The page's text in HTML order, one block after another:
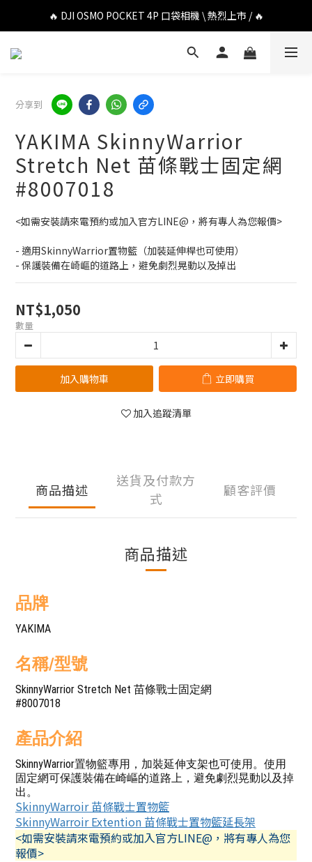
🔥 DJI OSMO POCKET 4P 口袋相機 \ 熱烈上市 / 🔥
🔥 DJI OSMO POCKET 4P 口袋相機 \ 熱烈上市 / 🔥
🔥 Insta360 Luna Ultra 雲台相機 \ 熱烈上市 / 🔥
🔥 DJI OSMO POCKET 4P 口袋相機 \ 熱烈上市 / 🔥
分享到
YAKIMA SkinnyWarrior
Stretch Net 苗條戰士固定網
#8007018
<如需安裝請來電預約或加入官方LINE@，將有專人為您報價>
- 適用SkinnyWarrior置物籃（加裝延伸桿也可使用）
- 保護裝備在崎嶇的道路上，避免劇烈晃動以及掉出
NT$1,050
數量
加入購物車 立即購買
加入追蹤清單
商品描述
送貨及付款方
式
顧客評價
商品描述
品牌
YAKIMA
名稱/型號
SkinnyWarrior Stretch Net 苗條戰士固定網
#8007018
產品介紹
SkinnyWarrior置物籃專用，加裝延伸支架也可使用。使用
固定網可保護裝備在崎嶇的道路上，避免劇烈晃動以及掉
出。
SkinnyWarroir 苗條戰士置物籃
SkinnyWarroir Extention 苗條戰士置物籃延長架
<如需安裝請來電預約或加入官方LINE@，將有專人為您
報價>